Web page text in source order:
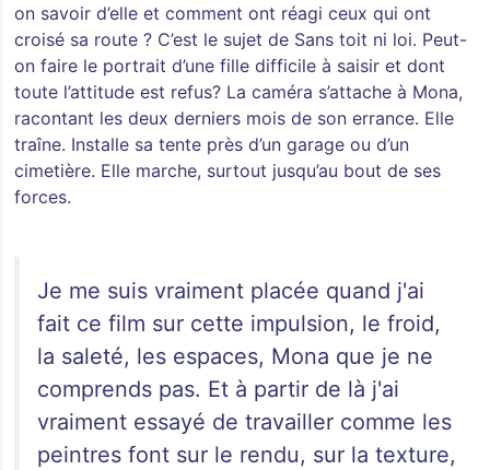
on savoir d’elle et comment ont réagi ceux qui ont
croisé sa route ? C’est le sujet de Sans toit ni loi. Peut-
on faire le portrait d’une fille difficile à saisir et dont
toute l’attitude est refus? La caméra s’attache à Mona,
racontant les deux derniers mois de son errance. Elle
traîne. Installe sa tente près d’un garage ou d’un
cimetière. Elle marche, surtout jusqu’au bout de ses
forces.
Je me suis vraiment placée quand j'ai
fait ce film sur cette impulsion, le froid,
la saleté, les espaces, Mona que je ne
comprends pas. Et à partir de là j'ai
vraiment essayé de travailler comme les
peintres font sur le rendu, sur la texture,